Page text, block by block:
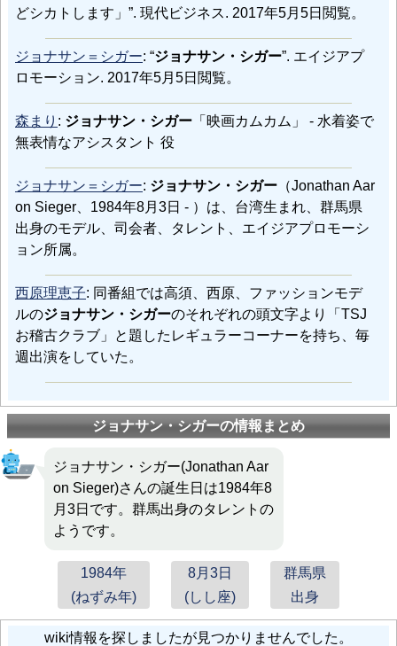
どシカトします」”. 現代ビジネス. 2017年5月5日閲覧。
ジョナサン＝シガー: “ジョナサン・シガー”. エイジアプ
ロモーション. 2017年5月5日閲覧。
森まり : ジョナサン・シガー 「映画カムカム」 - 水着姿で
無表情なアシスタント 役
ジョナサン＝シガー: ジョナサン・シガー （Jonathan Aar
on Sieger、1984年8月3日 - ）は、台湾生まれ、群馬県
出身のモデル、司会者、タレント、エイジアプロモーシ
ョン所属。
西原理恵子: 同番組では高須、西原、ファッションモデ
ルのジョナサン・シガーのそれぞれの頭文字より「TSJ
お稽古クラブ」と題したレギュラーコーナーを持ち、毎
週出演をしていた。
ジョナサン・シガーの情報まとめ
ジョナサン・シガー(Jonathan Aar
on Sieger)さんの誕生日は1984年8
月3日です。群馬出身のタレントの
ようです。
1984年
(ねずみ年)
8月3日
(しし座)
群馬県
出身
wiki情報を探しましたが見つかりませんでした。